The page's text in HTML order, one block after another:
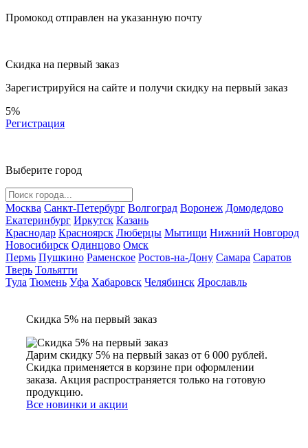
Промокод отправлен на указанную почту
Скидка на первый заказ
Зарегистрируйся на сайте и получи скидку на первый заказ
5%
Регистрация
Выберите город
Москва Санкт-Петербург Волгоград Воронеж Домодедово
Екатеринбург Иркутск Казань
Краснодар Красноярск Люберцы Мытищи Нижний Новгород
Новосибирск Одинцово Омск
Пермь Пушкино Раменское Ростов-на-Дону Самара Саратов
Тверь Тольятти
Тула Тюмень Уфа Хабаровск Челябинск Ярославль
Скидка 5% на первый заказ
Дарим скидку 5% на первый заказ от 6 000 рублей.
Скидка применяется в корзине при оформлении
заказа. Акция распространяется только на готовую
продукцию.
Все новинки и акции